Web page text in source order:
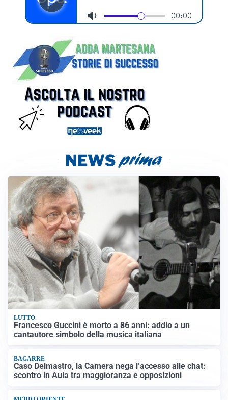
LUTTO
Francesco Guccini è morto a 86 anni: addio a un
cantautore simbolo della musica italiana
BAGARRE
Caso Delmastro, la Camera nega l’accesso alle chat:
scontro in Aula tra maggioranza e opposizioni